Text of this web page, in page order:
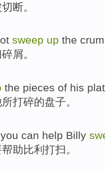
切断。
sweep up the
碎屑。
the pieces of his
所打碎的盘子。
you can help Billy
帮助比利 打扫。